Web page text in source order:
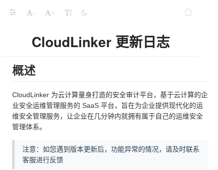
- +
CloudLinker 更新日志
概述
CloudLinker 为云计算量身打造的安全审计平台，基于云计算的企
业安全运维管理服务的 SaaS 平台，旨在为企业提供现代化的运
维安全管理服务，让企业在几分钟内就拥有属于自己的运维安全
管理体系。
注意：如您遇到版本更新后，功能异常的情况，请及时联系
客服进行反馈